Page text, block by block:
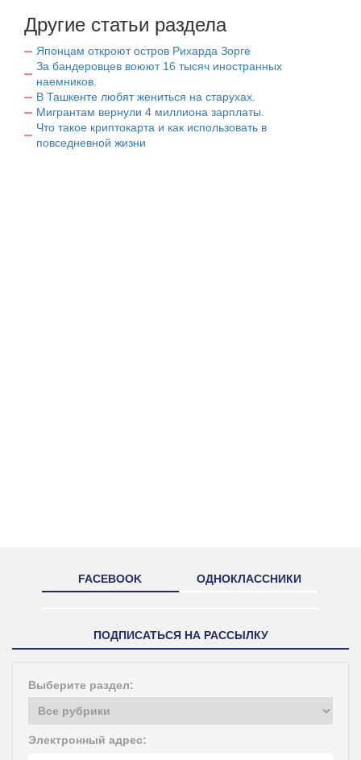
Другие статьи раздела
Японцам откроют остров Рихарда Зорге
За бандеровцев воюют 16 тысяч иностранных
наемников.
В Ташкенте любят жениться на старухах.
Мигрантам вернули 4 миллиона зарплаты.
Что такое криптокарта и как использовать в
повседневной жизни
FACEBOOK ОДНОКЛАССНИКИ
ПОДПИСАТЬСЯ НА РАССЫЛКУ
Выберите раздел:
Электронный адрес: